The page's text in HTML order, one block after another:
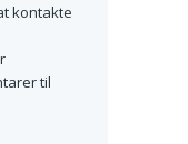
kontakte
til